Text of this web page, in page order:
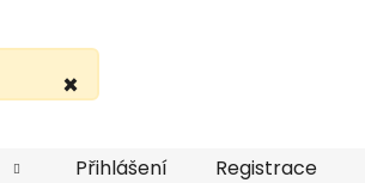
×
ochrany osobních údajů
Přihlášení Registrace